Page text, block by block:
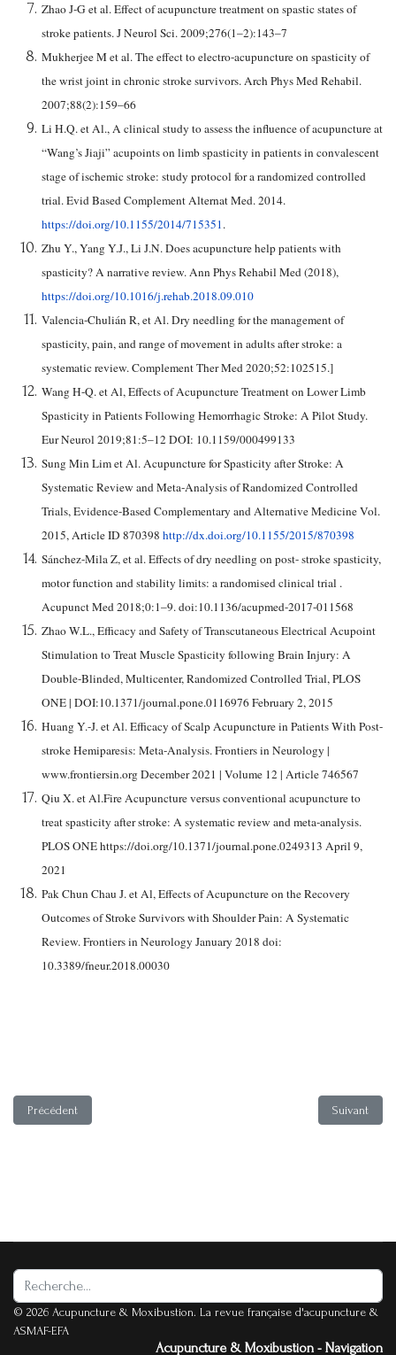
Zhao J-G et al. Effect of acupuncture treatment on spastic states of
stroke patients. J Neurol Sci. 2009;276(1–2):143–7
Mukherjee M et al. The effect to electro-acupuncture on spasticity of
the wrist joint in chronic stroke survivors. Arch Phys Med Rehabil.
2007;88(2):159–66
Li H.Q. et Al., A clinical study to assess the influence of acupuncture at
“Wang’s Jiaji” acupoints on limb spasticity in patients in convalescent
stage of ischemic stroke: study protocol for a randomized controlled
trial. Evid Based Complement Alternat Med. 2014.
https://doi.org/10.1155/2014/715351.
Zhu Y., Yang Y.J., Li J.N. Does acupuncture help patients with
spasticity? A narrative review. Ann Phys Rehabil Med (2018),
https://doi.org/10.1016/j.rehab.2018.09.010
Valencia-Chulián R, et Al. Dry needling for the management of
spasticity, pain, and range of movement in adults after stroke: a
systematic review. Complement Ther Med 2020;52:102515.]
Wang H-Q. et Al, Effects of Acupuncture Treatment on Lower Limb
Spasticity in Patients Following Hemorrhagic Stroke: A Pilot Study.
Eur Neurol 2019;81:5–12 DOI: 10.1159/000499133
Sung Min Lim et Al. Acupuncture for Spasticity after Stroke: A
Systematic Review and Meta-Analysis of Randomized Controlled
Trials, Evidence-Based Complementary and Alternative Medicine Vol.
2015, Article ID 870398 http://dx.doi.org/10.1155/2015/870398
Sánchez-Mila Z, et al. Effects of dry needling on post- stroke spasticity,
motor function and stability limits: a randomised clinical trial .
Acupunct Med 2018;0:1–9. doi:10.1136/acupmed-2017-011568
Zhao W.L., Efficacy and Safety of Transcutaneous Electrical Acupoint
Stimulation to Treat Muscle Spasticity following Brain Injury: A
Double-Blinded, Multicenter, Randomized Controlled Trial, PLOS
ONE | DOI:10.1371/journal.pone.0116976 February 2, 2015
Huang Y.-J. et Al. Efficacy of Scalp Acupuncture in Patients With Post-
stroke Hemiparesis: Meta-Analysis. Frontiers in Neurology |
www.frontiersin.org December 2021 | Volume 12 | Article 746567
Qiu X. et Al.Fire Acupuncture versus conventional acupuncture to
treat spasticity after stroke: A systematic review and meta-analysis.
PLOS ONE https://doi.org/10.1371/journal.pone.0249313 April 9,
2021
Pak Chun Chau J. et Al, Effects of Acupuncture on the Recovery
Outcomes of Stroke Survivors with Shoulder Pain: A Systematic
Review. Frontiers in Neurology January 2018 doi:
10.3389/fneur.2018.00030
Article précédent : Dans la dermatite atopique ou dans le prurit de type
Précédent Article
Suivant
Rechercher
© 2026 Acupuncture & Moxibustion. La revue française d'acupuncture &
ASMAF-EFA
Acupuncture & Moxibustion - Navigation